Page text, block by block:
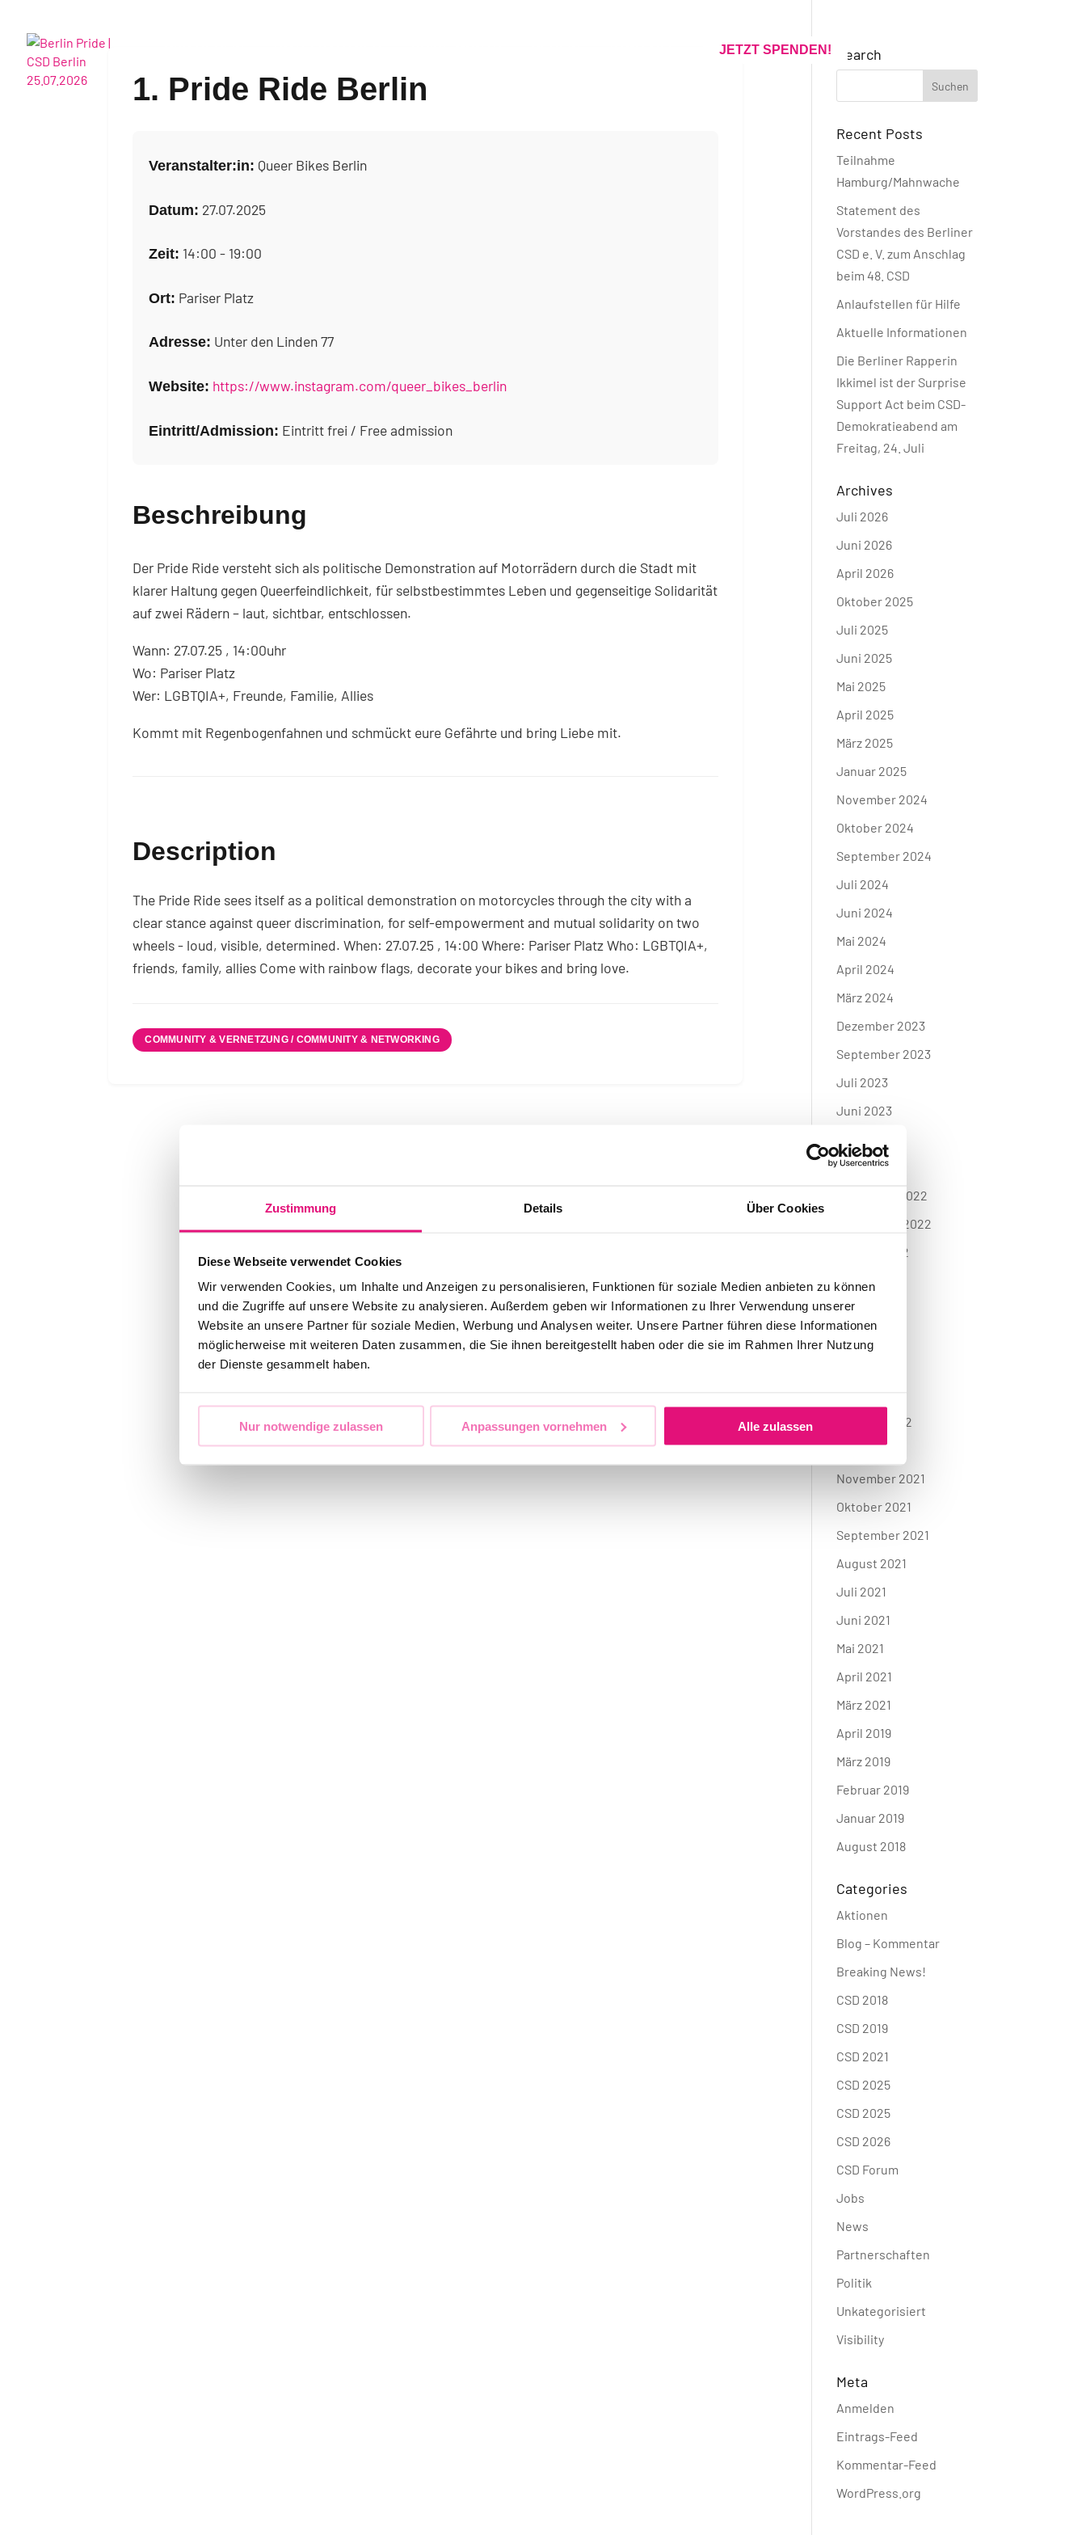
Zustimmung Details Über Cookies
Diese Webseite verwendet Cookies
Wir verwenden Cookies, um Inhalte und Anzeigen zu personalisieren, Funktionen für soziale Medien anbieten zu können
und die Zugriffe auf unsere Website zu analysieren. Außerdem geben wir Informationen zu Ihrer Verwendung unserer
Website an unsere Partner für soziale Medien, Werbung und Analysen weiter. Unsere Partner führen diese Informationen
möglicherweise mit weiteren Daten zusammen, die Sie ihnen bereitgestellt haben oder die sie im Rahmen Ihrer Nutzung
der Dienste gesammelt haben.
Nur notwendige zulassen Anpassungen vornehmen Alle zulassen
JETZT SPENDEN!
1. Pride Ride Berlin
Veranstalter:in: Queer Bikes Berlin
Datum: 27.07.2025
Zeit: 14:00 - 19:00
Ort: Pariser Platz
Adresse: Unter den Linden 77
Website: https://www.instagram.com/queer_bikes_berlin
Eintritt/Admission: Eintritt frei / Free admission
Beschreibung
Der Pride Ride versteht sich als politische Demonstration auf Motorrädern durch die Stadt mit
klarer Haltung gegen Queerfeindlichkeit, für selbstbestimmtes Leben und gegenseitige Solidarität
auf zwei Rädern – laut, sichtbar, entschlossen.
Wann: 27.07.25 , 14:00uhr
Wo: Pariser Platz
Wer: LGBTQIA+, Freunde, Familie, Allies
Kommt mit Regenbogenfahnen und schmückt eure Gefährte und bring Liebe mit.
Description
The Pride Ride sees itself as a political demonstration on motorcycles through the city with a
clear stance against queer discrimination, for self-empowerment and mutual solidarity on two
wheels - loud, visible, determined. When: 27.07.25 , 14:00 Where: Pariser Platz Who: LGBTQIA+,
friends, family, allies Come with rainbow flags, decorate your bikes and bring love.
COMMUNITY & VERNETZUNG / COMMUNITY & NETWORKING
Search
Recent Posts
Teilnahme
Hamburg/Mahnwache
Statement des
Vorstandes des Berliner
CSD e. V. zum Anschlag
beim 48. CSD
Anlaufstellen für Hilfe
Aktuelle Informationen
Die Berliner Rapperin
Ikkimel ist der Surprise
Support Act beim CSD-
Demokratieabend am
Freitag, 24. Juli
Archives
Juli 2026
Juni 2026
April 2026
Oktober 2025
Juli 2025
Juni 2025
Mai 2025
April 2025
März 2025
Januar 2025
November 2024
Oktober 2024
September 2024
Juli 2024
Juni 2024
Mai 2024
April 2024
März 2024
Dezember 2023
September 2023
Juli 2023
Juni 2023
April 2023
November 2022
September 2022
August 2022
Juli 2022
Juni 2022
Februar 2022
Januar 2022
November 2021
Oktober 2021
September 2021
August 2021
Juli 2021
Juni 2021
Mai 2021
April 2021
März 2021
April 2019
März 2019
Februar 2019
Januar 2019
August 2018
Categories
Aktionen
Blog – Kommentar
Breaking News!
CSD 2018
CSD 2019
CSD 2021
CSD 2025
CSD 2025
CSD 2026
CSD Forum
Jobs
News
Partnerschaften
Politik
Unkategorisiert
Visibility
Meta
Anmelden
Eintrags-Feed
Kommentar-Feed
WordPress.org